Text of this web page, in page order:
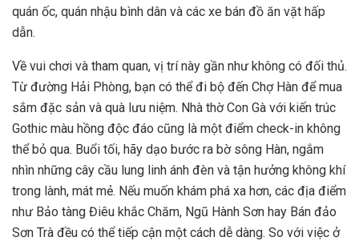
quán ốc, quán nhậu bình dân và các xe bán đồ ăn vặt hấp
dẫn.
Về vui chơi và tham quan, vị trí này gần như không có đối thủ.
Từ đường Hải Phòng, bạn có thể đi bộ đến Chợ Hàn để mua
sắm đặc sản và quà lưu niệm. Nhà thờ Con Gà với kiến trúc
Gothic màu hồng độc đáo cũng là một điểm check-in không
thể bỏ qua. Buổi tối, hãy dạo bước ra bờ sông Hàn, ngắm
nhìn những cây cầu lung linh ánh đèn và tận hưởng không khí
trong lành, mát mẻ. Nếu muốn khám phá xa hơn, các địa điểm
như Bảo tàng Điêu khắc Chăm, Ngũ Hành Sơn hay Bán đảo
Sơn Trà đều có thể tiếp cận một cách dễ dàng. So với việc ở